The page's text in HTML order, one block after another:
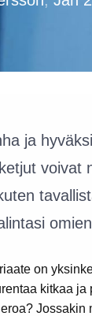
ja
voivat
on
kitkaa